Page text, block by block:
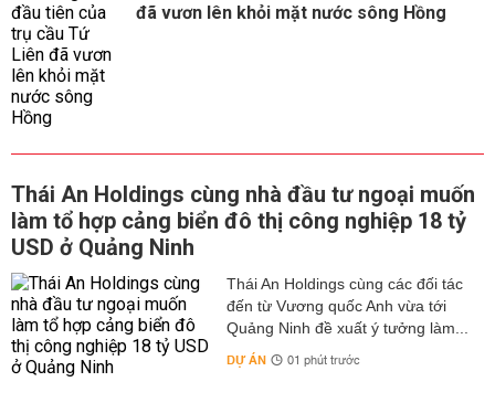
đã vươn lên khỏi mặt nước sông Hồng
Thái An Holdings cùng nhà đầu tư ngoại muốn
làm tổ hợp cảng biển đô thị công nghiệp 18 tỷ
USD ở Quảng Ninh
Thái An Holdings cùng các đối tác
đến từ Vương quốc Anh vừa tới
Quảng Ninh đề xuất ý tưởng làm...
DỰ ÁN 01 phút trước